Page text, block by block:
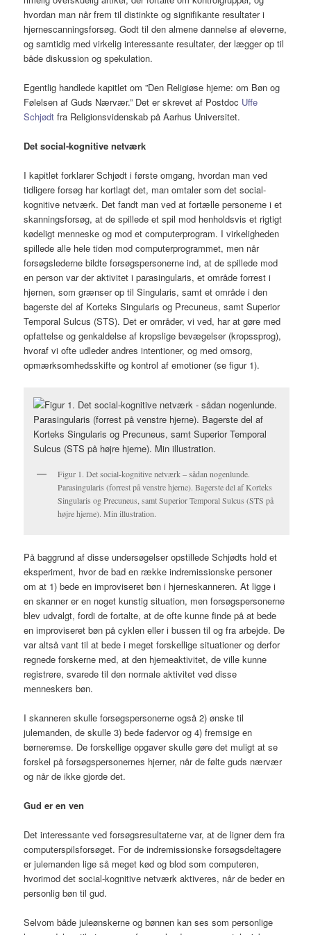
hvordan man når frem til distinkte og signifikante resultater i
hjernescanningsforsøg. Godt til den almene dannelse af eleverne,
og samtidig med virkelig interessante resultater, der lægger op til
både diskussion og spekulation.
Egentlig handlede kapitlet om ”Den Religiøse hjerne: om Bøn og
Følelsen af Guds Nærvær.” Det er skrevet af Postdoc Uffe
Schjødt fra Religionsvidenskab på Aarhus Universitet.
Det social-kognitive netværk
I kapitlet forklarer Schjødt i første omgang, hvordan man ved
tidligere forsøg har kortlagt det, man omtaler som det social-
kognitive netværk. Det fandt man ved at fortælle personerne i et
skanningsforsøg, at de spillede et spil mod henholdsvis et rigtigt
kødeligt menneske og mod et computerprogram. I virkeligheden
spillede alle hele tiden mod computerprogrammet, men når
forsøgslederne bildte forsøgspersonerne ind, at de spillede mod
en person var der aktivitet i parasingularis, et område forrest i
hjernen, som grænser op til Singularis, samt et område i den
bagerste del af Korteks Singularis og Precuneus, samt Superior
Temporal Sulcus (STS). Det er områder, vi ved, har at gøre med
opfattelse og genkaldelse af kropslige bevægelser (kropssprog),
hvoraf vi ofte udleder andres intentioner, og med omsorg,
opmærksomhedsskifte og kontrol af emotioner (se figur 1).
Figur 1. Det social-kognitive netværk – sådan nogenlunde.
Parasingularis (forrest på venstre hjerne). Bagerste del af Korteks
Singularis og Precuneus, samt Superior Temporal Sulcus (STS på
højre hjerne). Min illustration.
På baggrund af disse undersøgelser opstillede Schjødts hold et
eksperiment, hvor de bad en række indremissionske personer
om at 1) bede en improviseret bøn i hjerneskanneren. At ligge i
en skanner er en noget kunstig situation, men forsøgspersonerne
blev udvalgt, fordi de fortalte, at de ofte kunne finde på at bede
en improviseret bøn på cyklen eller i bussen til og fra arbejde. De
var altså vant til at bede i meget forskellige situationer og derfor
regnede forskerne med, at den hjerneaktivitet, de ville kunne
registrere, svarede til den normale aktivitet ved disse
menneskers bøn.
I skanneren skulle forsøgspersonerne også 2) ønske til
julemanden, de skulle 3) bede fadervor og 4) fremsige en
børneremse. De forskellige opgaver skulle gøre det muligt at se
forskel på forsøgspersonernes hjerner, når de følte guds nærvær
og når de ikke gjorde det.
Gud er en ven
Det interessante ved forsøgsresultaterne var, at de ligner dem fra
computerspilsforsøget. For de indremissionske forsøgsdeltagere
er julemanden lige så meget kød og blod som computeren,
hvorimod det social-kognitive netværk aktiveres, når de beder en
personlig bøn til gud.
Selvom både juleønskerne og bønnen kan ses som personlige